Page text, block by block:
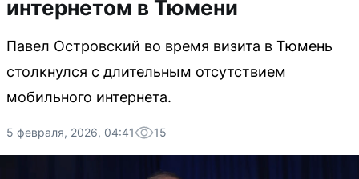
интернетом в Тюмени
Павел Островский во время визита в Тюмень
столкнулся с длительным отсутствием
мобильного интернета.
5 февраля, 2026, 04:41 15